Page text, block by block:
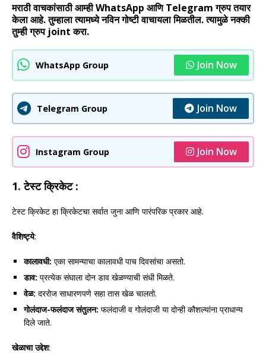
मराठी वाचकांसाठी आम्ही WhatsApp आणि Telegram ग्रुप तयार
केला आहे. तुम्हाला त्यामध्ये नविन गोष्टी वाचायला मिळतील. त्यामुळे नक्की
तुम्ही ग्रुप joint करा.
WhatsApp Group Join Now
Telegram Group Join Now
Instagram Group Join Now
1.टेस्ट क्रिकेट :
टेस्ट क्रिकेट हा क्रिकेटचा सर्वात जुना आणि पारंपरिक प्रकार आहे.
वैशिष्ट्ये:
कालावधी: एका सामन्याचा कालावधी पाच दिवसांचा असतो.
डाव: प्रत्येक संघाला दोन डाव खेळण्याची संधी मिळते.
वेळ: दररोज साधारणपणे सहा तास खेळ चालतो.
गोलंदाज-फलंदाज संतुलन: फलंदाजी व गोलंदाजी या दोन्ही कौशल्यांना प्राधान्य
दिले जाते.
खेळाचा उद्देश: